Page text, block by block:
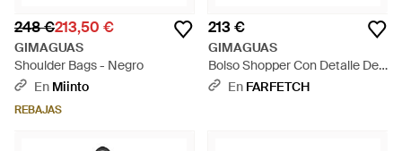
248 €213,50 €
GIMAGUAS
Shoulder Bags - Negro
En Miinto
REBAJAS
213 €
GIMAGUAS
Bolso Shopper Con Detalle De
Hebilla - Metálico
En FARFETCH